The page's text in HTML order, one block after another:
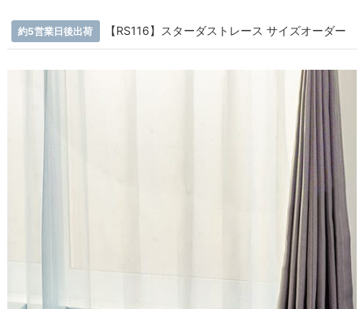
約5営業日後出荷 【RS116】スターダストレース サイズオーダー